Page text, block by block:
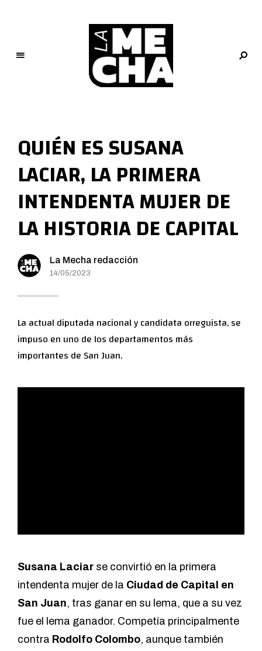
M
e
c
h
a
PERIODISMO DIGITAL
QUIÉN ES SUSANA
LACIAR, LA PRIMERA
INTENDENTA MUJER DE
LA HISTORIA DE CAPITAL
La Mecha redacción
14/05/2023
La actual diputada nacional y candidata orreguista, se
impuso en uno de los departamentos más
importantes de San Juan.
Susana Laciar se convirtió en la primera
intendenta mujer de la Ciudad de Capital en
San Juan, tras ganar en su lema, que a su vez
fue el lema ganador. Competía principalmente
contra Rodolfo Colombo, aunque también